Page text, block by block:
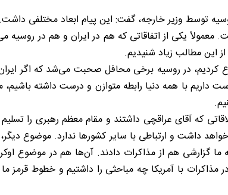
توسط وزیر خارجه، گفت: این پیام ابعاد مختلفی
معمولاً یکی از اتفاقاتی که هم در ایران و هم در
این مطالب زیاد شنیدیم.
کردیم، در روسیه برخی محافل صحبت می‌شد که اگر
داریم با همه دنیا رابطه متوازن و درست داشته باشیم،
که آقای عراقچی داشتند و مقام معظم رهبری را
داشت و ارتباطی با سایر کشورها ندارد. موضوع
ما گزارشی هم از مذاکرات دادند. آن‌ها هم در موضوع
در مذاکرات با آمریکا چه مباحثی را داشتیم و خطوط